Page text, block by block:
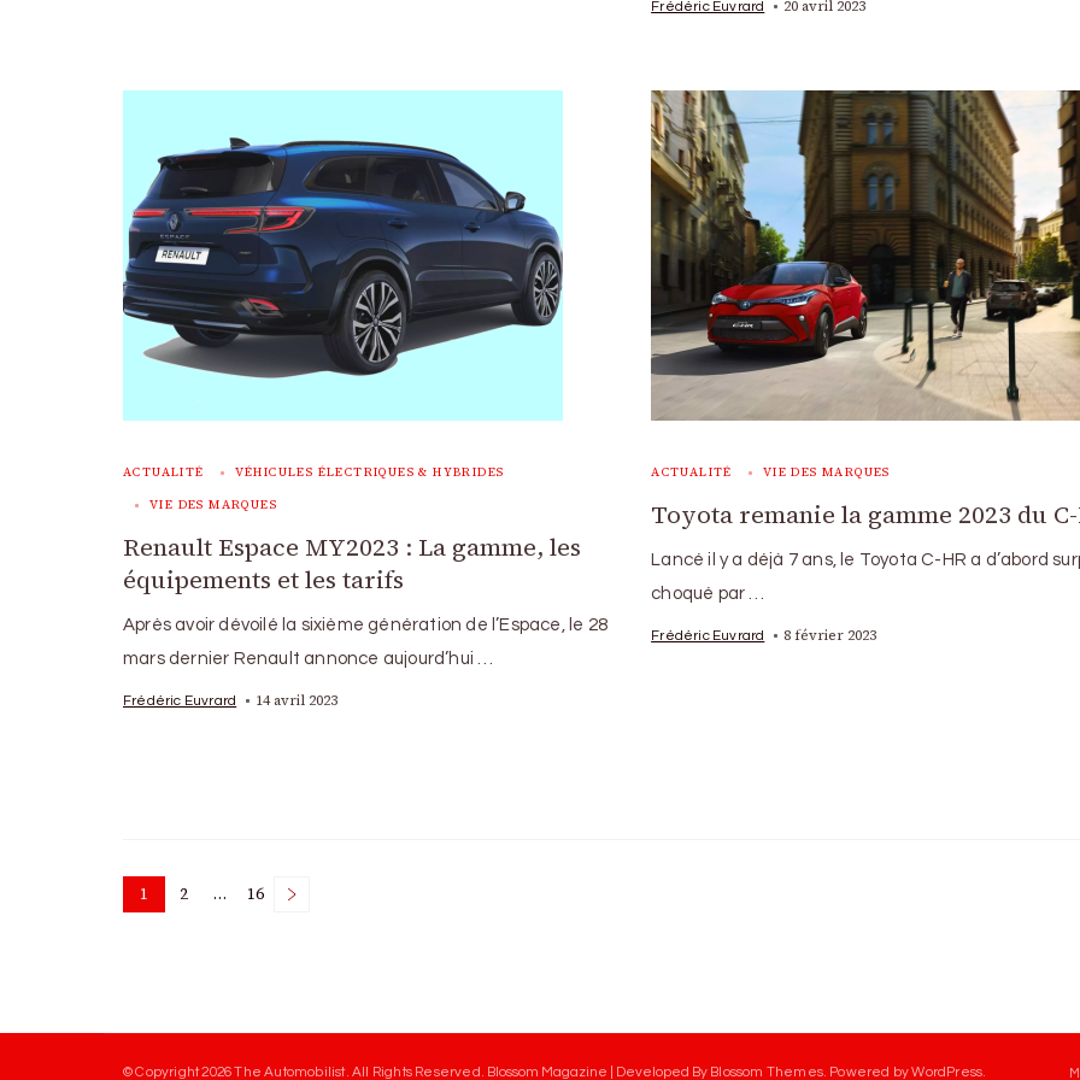
Frédéric Euvrard 20 avril 2023
ACTUALITÉ VÉHICULES ÉLECTRIQUES & HYBRIDES
VIE DES MARQUES
Renault Espace MY2023 : La gamme, les
équipements et les tarifs
Après avoir dévoilé la sixième génération de l’Espace, le 28
mars dernier Renault annonce aujourd’hui …
Frédéric Euvrard 14 avril 2023
ACTUALITÉ VIE DES MARQUES
Toyota remanie la gamme 2023 du
Lancé il y a déjà 7 ans, le Toyota C-HR a d’abord
choqué par …
Frédéric Euvrard 8 février 2023
Posts
Page
1 Page
2 … Page
16
© Copyright 2026The Automobilist. All Rights Reserved. Blossom Magazine | Developed By Blossom Themes Powered byWordPress